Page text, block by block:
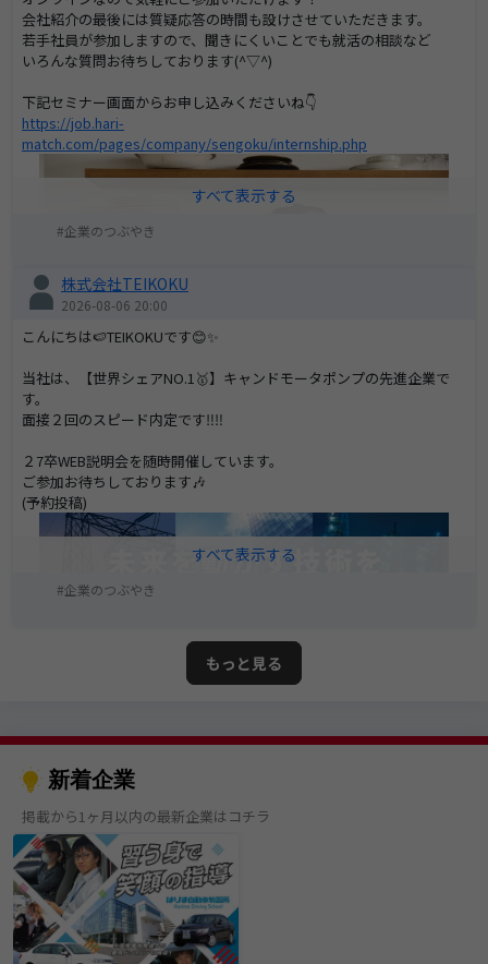
会社紹介の最後には質疑応答の時間も設けさせていただきます。
若手社員が参加しますので、聞きにくいことでも就活の相談など
いろんな質問お待ちしております(^▽^)
下記セミナー画面からお申し込みくださいね👇
https://job.hari-
match.com/pages/company/sengoku/internship.php
企業のつぶやき
株式会社TEIKOKU
2026-08-06 20:00
こんにちは🍉TEIKOKUです😊✨
当社は、【世界シェアNO.1🥇】キャンドモータポンプの先進企業で
す。
面接２回のスピード内定です‼️‼️
２7卒WEB説明会を随時開催しています。
ご参加お待ちしております🎶
(予約投稿)
企業のつぶやき
もっと見る
新着企業
掲載から1ヶ月以内の最新企業はコチラ